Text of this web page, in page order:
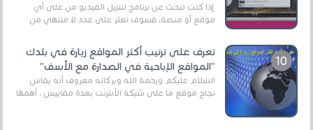
إذا كنت تبحث عن برنامج لتنزيل الفيديو من على أي
موقع أو منصة، فسوف تعثر على عدد لا منتهي من
تعرف على ترتيب أكثر المواقع زيارة في بلدك
"المواقع الإباحية في الصدارة مع الأسف"
السلام عليكم ورحمة الله وبركاته معروف أنه يقاس
نجاح موقع ما على شبكة الأنترنت بعدة مقاييس ، أهمها